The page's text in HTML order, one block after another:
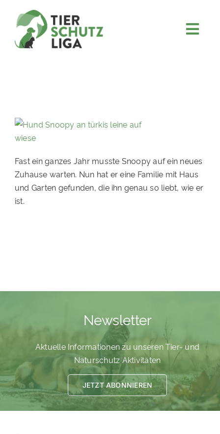
content
FÖRDERN & VERERBEN
4KIDS
TIERHEIMTIERE
Fast ein ganzes Jahr musste Snoopy auf ein neues
Zuhause warten. Nun hat er eine Familie mit Haus
und Garten gefunden, die ihn genau so liebt, wie er
ist.
Newsletter
Aktuelle Informationen zu unseren Tier- und
Naturschutz Aktivitäten
JETZT ABONNIEREN